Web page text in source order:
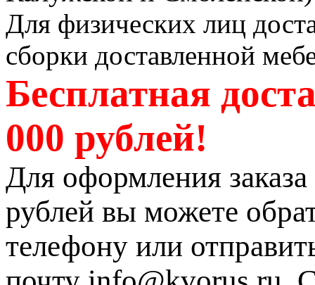
Для физических лиц
сборки доставленной
Бесплатная
000 рублей!
Для оформления
рублей вы можете
телефону или